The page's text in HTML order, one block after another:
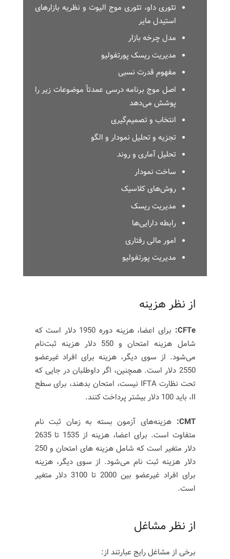
تئوری داو، تئوری موج الیوت و نظریه بازارهای
استیدل مایر
مدل چرخه بازار
مدیریت ریسک پورتفولیو
مفهوم قدرت نسبی
اصل موج برنامه درسی عمدتاً موضوعات زیر را
پوشش می‌دهد
انتخاب و تصمیم‌گیری
تجزیه و تحلیل نمودار و الگو
تحلیل آماری و روند
ساخت نمودار
روش‌های کلاسیک
مدیریت ریسک
رابطه دارایی‌ها
امور مالی رفتاری
مدیریت پورتفولیو
از نظر هزینه
CFTe:
برای اعضا، هزینه دوره 1950 دلار است که
شامل هزینه امتحان و 550 دلار هزینه ثبت‌نام
می‌شود. از سوی دیگر، هزینه برای افراد غیرعضو
2550 دلار است. همچنین، اگر داوطلبان در جایی که
تحت نظارت IFTA نیست، امتحان بدهند، برای سطح
II، باید 100 دلار بیشتر پرداخت کنند.
CMT:
هزینه‌های آزمون بسته به زمان ثبت نام
متفاوت است. برای اعضا، هزینه از 1535 تا 2635
دلار متغیر است که شامل هزینه های امتحان و 250
دلار هزینه ثبت نام می‌شود. از سوی دیگر، هزینه
برای افراد غیرعضو بین 2000 تا 3100 دلار متغیر
است.
از نظر مشاغل
برخی از مشاغل رایج عبارتند از: